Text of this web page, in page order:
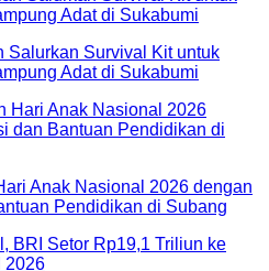
Salurkan Survival Kit untuk
Adat di Sukabumi
Anak Nasional 2026 dengan
Pendidikan di Subang